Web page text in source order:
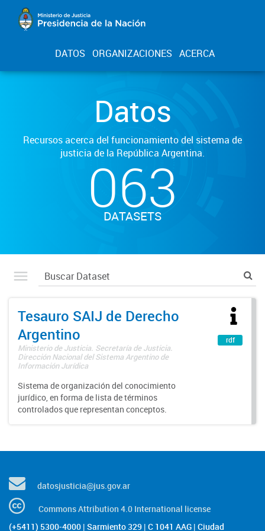
DATOS ORGANIZACIONES ACERCA
Datos
Recursos acerca del funcionamiento del sistema de
justicia de la República Argentina.
063
DATASETS
Tesauro SAIJ de Derecho
Argentino
Ministerio de Justicia. Secretaría de Justicia.
Dirección Nacional del Sistema Argentino de
Información Jurídica
Sistema de organización del conocimiento
jurídico, en forma de lista de términos
controlados que representan conceptos.
rdf
datosjusticia@jus.gov.ar
Commons Attribution 4.0 International license
(+5411) 5300-4000 | Sarmiento 329 | C 1041 AAG | Ciudad